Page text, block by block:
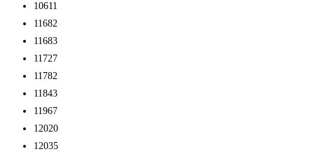
10611
11682
11683
11727
11782
11843
11967
12020
12035